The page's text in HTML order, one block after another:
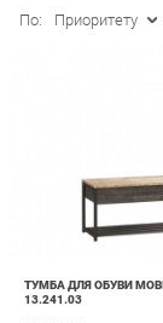
7 790